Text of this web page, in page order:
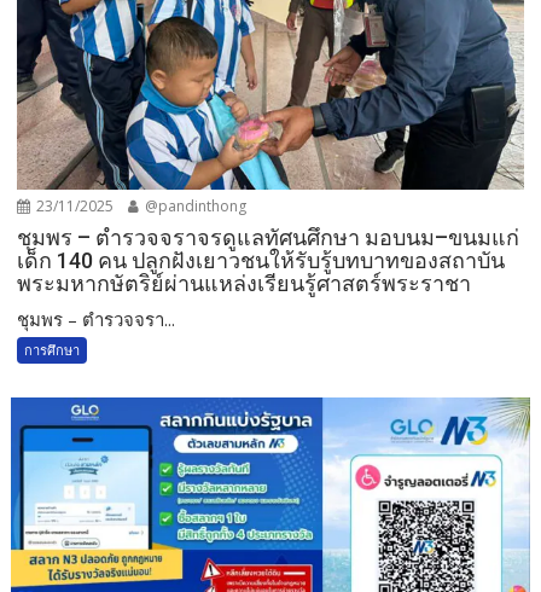
23/11/2025 @pandinthong
ชุมพร – ตำรวจจราจรดูแลทัศนศึกษา มอบนม–ขนมแก่
เด็ก 140 คน ปลูกฝังเยาวชนให้รับรู้บทบาทของสถาบัน
พระมหากษัตริย์ผ่านแหล่งเรียนรู้ศาสตร์พระราชา
ชุมพร – ตำรวจจรา...
การศึกษา